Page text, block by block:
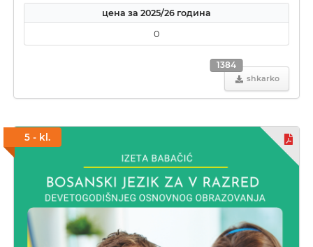
цена за 2025/26 година
0
shkarko
1384
5 - kl.